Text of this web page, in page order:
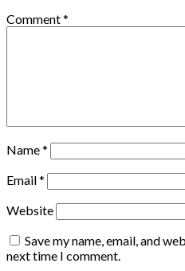
Comment*
Name*
Email*
Website
Save my name, email, and
next time I comment.